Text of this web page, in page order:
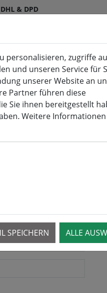
& DPD
& Essen
personalisieren, zugriffe
und unseren Service für
unserer Website an
Partner führen diese
Sie ihnen bereitgestellt
Weitere
SPEICHERN ALLE